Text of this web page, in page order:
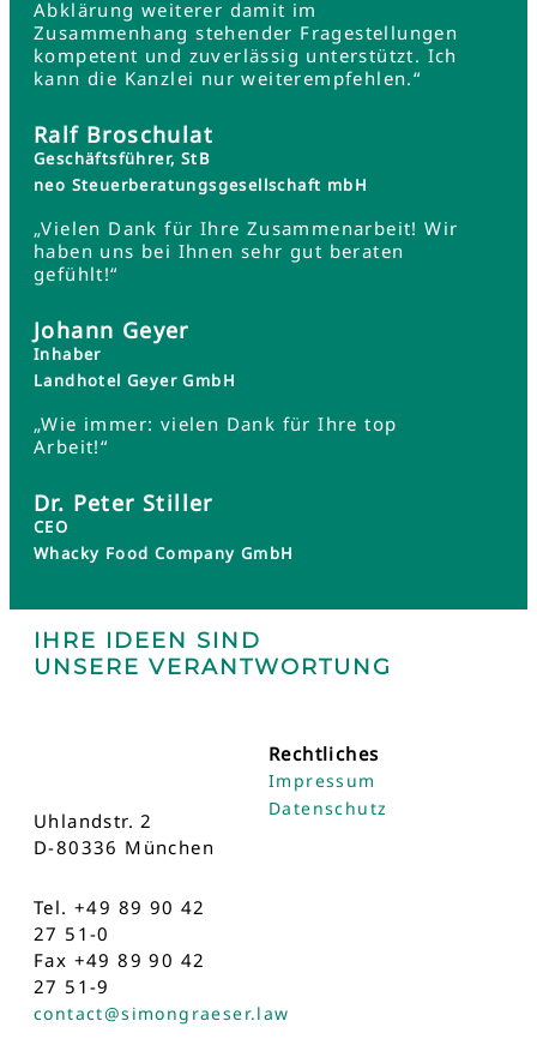
Abklärung weiterer damit im
Zusammenhang stehender Fragestellungen
kompetent und zuverlässig unterstützt. Ich
kann die Kanzlei nur weiterempfehlen.“
Ralf Broschulat
Geschäftsführer, StB
neo Steuerberatungsgesellschaft mbH
„Vielen Dank für Ihre Zusammenarbeit! Wir
haben uns bei Ihnen sehr gut beraten
gefühlt!“
Johann Geyer
Inhaber
Landhotel Geyer GmbH
„Wie immer: vielen Dank für Ihre top
Arbeit!“
Dr. Peter Stiller
CEO
Whacky Food Company GmbH
IHRE IDEEN SIND
UNSERE VERANTWORTUNG
Uhlandstr. 2
D-80336 München
Tel. +49 89 90 42
27 51-0
Fax +49 89 90 42
27 51-9
contact@simongraeser.law
Rechtliches
Impressum
Datenschutz